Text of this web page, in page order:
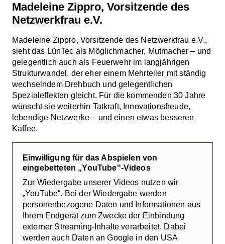
Madeleine Zippro, Vorsitzende des
Netzwerkfrau e.V.
Madeleine Zippro, Vorsitzende des Netzwerkfrau e.V.,
sieht das LünTec als Möglichmacher, Mutmacher – und
gelegentlich auch als Feuerwehr im langjährigen
Strukturwandel, der eher einem Mehrteiler mit ständig
wechselndem Drehbuch und gelegentlichen
Spezialeffekten gleicht. Für die kommenden 30 Jahre
wünscht sie weiterhin Tatkraft, Innovationsfreude,
lebendige Netzwerke – und einen etwas besseren
Kaffee.
Einwilligung für das Abspielen von
eingebetteten „YouTube“-Videos
Zur Wiedergabe unserer Videos nutzen wir
„YouTube“. Bei der Wiedergabe werden
personenbezogene Daten und Informationen aus
Ihrem Endgerät zum Zwecke der Einbindung
externer Streaming-Inhalte verarbeitet. Dabei
werden auch Daten an Google in den USA